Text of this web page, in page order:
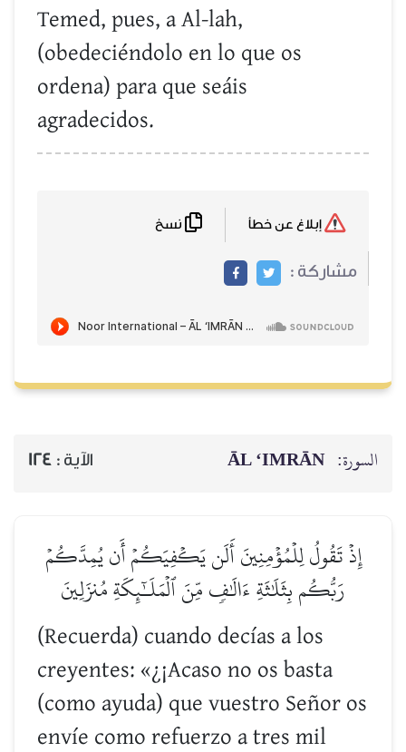
Temed, pues, a Al-lah,
(obedeciéndolo en lo que os
ordena) para que seáis
agradecidos.
مشاركة :
السورة: ĀL ‘IMRĀN الآية : 124
إِذۡ تَقُولُ لِلۡمُؤۡمِنِينَ أَلَن يَكۡفِيَكُمۡ أَن يُمِدَّكُمۡ
رَبُّكُم بِثَلَٰثَةِ ءَالَٰفٖ مِّنَ ٱلۡمَلَـٰٓئِكَةِ مُنزَلِينَ
(Recuerda) cuando decías a los
creyentes: «¿¡Acaso no os basta
(como ayuda) que vuestro Señor os
envíe como refuerzo a tres mil